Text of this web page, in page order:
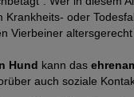
oder
Vierbeiner
Hund kann das
auch soziale